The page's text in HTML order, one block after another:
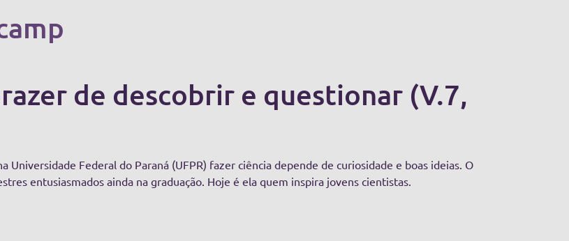
de descobrir e questionar (V.7,
Universidade Federal do Paraná (UFPR) fazer ciência depende de curiosidade e boas ideias. O
entusiasmados ainda na graduação. Hoje é ela quem inspira jovens cientistas.